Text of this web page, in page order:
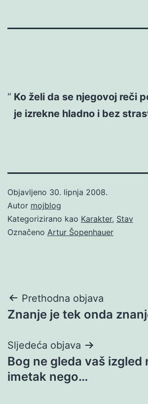
Ko želi da se njegovoj reči
je izrekne hladno i bez
Objavljeno 30. lipnja 2008.
Autor mojblog
Kategorizirano kao Karakter, Stav
Označeno Artur Šopenhauer
Navigacija
objava
Prethodna objava
Znanje je tek onda
Sljedeća objava
Bog ne gleda vaš izgled
imetak nego…